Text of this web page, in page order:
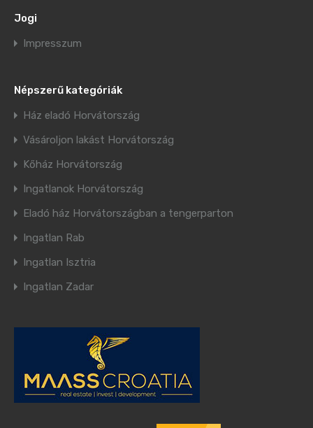
Jogi
Impresszum
Népszerű kategóriák
Ház eladó Horvátország
Vásároljon lakást Horvátország
Kőház Horvátország
Ingatlanok Horvátország
Eladó ház Horvátországban a tengerparton
Ingatlan Rab
Ingatlan Isztria
Ingatlan Zadar